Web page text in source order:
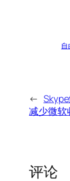
←
减少微软
评论